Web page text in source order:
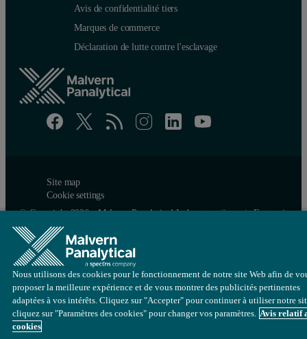
Avis de confidentialité tiers
Marques de commerce
Déclaration de lutte contre l'esclavage
Site map
Cookie settings
© Copyright 2026 - Malvern Panalytical Ltd est uneSpectrisEnterprise
Nous utilisons des cookies pour le fonctionnement de notre site Web afin de
proposer la meilleure expérience et de vous montrer des publicités pertinentes
adaptées à vos intérêts. Cliquez sur "Accepter" pour continuer à utiliser notre
cliquez sur "Paramètres des cookies" pour changer vos paramètres. Avis relatif
cookies